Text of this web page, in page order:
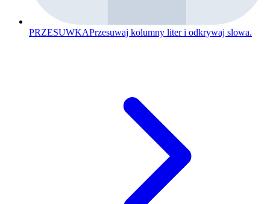
PRZESUWKAPrzesuwaj kolumny liter i odkrywaj slowa.